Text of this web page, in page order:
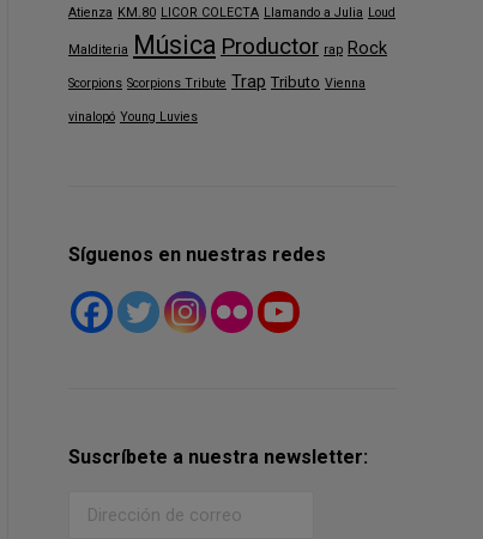
Atienza KM.80 LICOR COLECTA Llamando a Julia Loud
Malditeria Música Productor rap Rock
Scorpions Scorpions Tribute Trap Tributo Vienna
vinalopó Young Luvies
Síguenos en nuestras redes
Suscríbete a nuestra newsletter: